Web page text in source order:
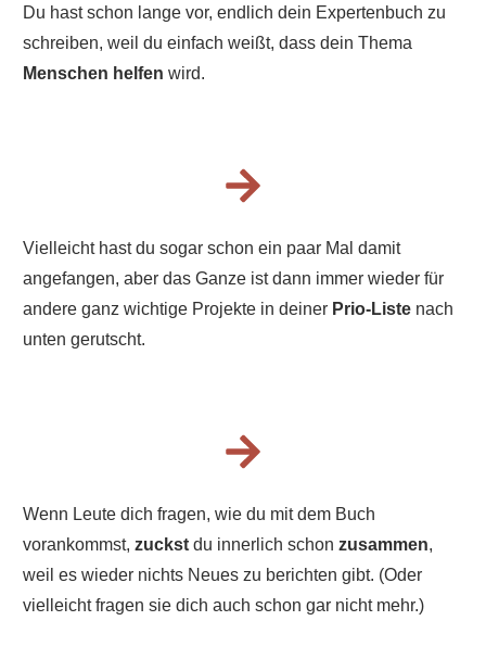
Du hast schon lange vor, endlich dein Expertenbuch zu
schreiben, weil du einfach weißt, dass dein Thema
Menschen helfen wird.
Vielleicht hast du sogar schon ein paar Mal damit
angefangen, aber das Ganze ist dann immer wieder für
andere ganz wichtige Projekte in deiner Prio-Liste nach
unten gerutscht.
Wenn Leute dich fragen, wie du mit dem Buch
vorankommst, zuckst du innerlich schon zusammen,
weil es wieder nichts Neues zu berichten gibt. (Oder
vielleicht fragen sie dich auch schon gar nicht mehr.)